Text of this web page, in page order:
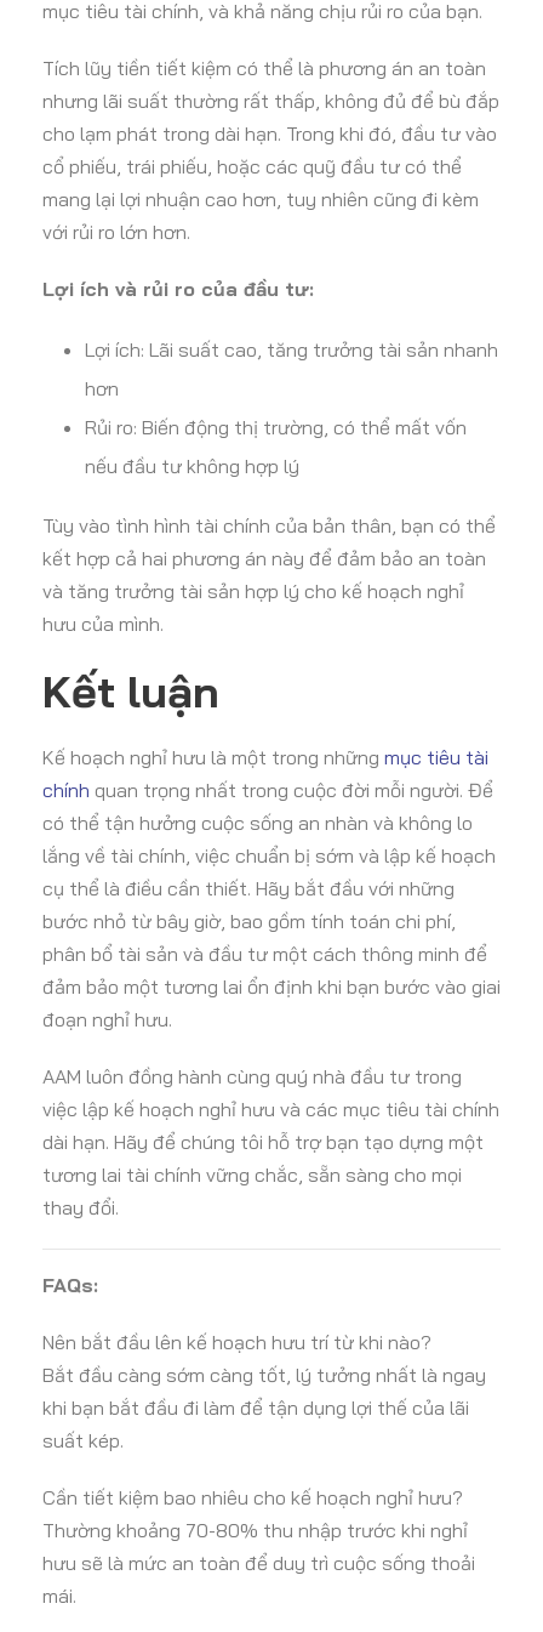
mục tiêu tài chính, và khả năng chịu rủi ro của bạn.
Tích lũy tiền tiết kiệm có thể là phương án an toàn
nhưng lãi suất thường rất thấp, không đủ để bù đắp
cho lạm phát trong dài hạn. Trong khi đó, đầu tư vào
cổ phiếu, trái phiếu, hoặc các quỹ đầu tư có thể
mang lại lợi nhuận cao hơn, tuy nhiên cũng đi kèm
với rủi ro lớn hơn.
Lợi ích và rủi ro của đầu tư:
Lợi ích: Lãi suất cao, tăng trưởng tài sản nhanh
hơn
Rủi ro: Biến động thị trường, có thể mất vốn
nếu đầu tư không hợp lý
Tùy vào tình hình tài chính của bản thân, bạn có thể
kết hợp cả hai phương án này để đảm bảo an toàn
và tăng trưởng tài sản hợp lý cho kế hoạch nghỉ
hưu của mình.
Kết luận
Kế hoạch nghỉ hưu là một trong những mục tiêu tài
chính quan trọng nhất trong cuộc đời mỗi người. Để
có thể tận hưởng cuộc sống an nhàn và không lo
lắng về tài chính, việc chuẩn bị sớm và lập kế hoạch
cụ thể là điều cần thiết. Hãy bắt đầu với những
bước nhỏ từ bây giờ, bao gồm tính toán chi phí,
phân bổ tài sản và đầu tư một cách thông minh để
đảm bảo một tương lai ổn định khi bạn bước vào giai
đoạn nghỉ hưu.
AAM luôn đồng hành cùng quý nhà đầu tư trong
việc lập kế hoạch nghỉ hưu và các mục tiêu tài chính
dài hạn. Hãy để chúng tôi hỗ trợ bạn tạo dựng một
tương lai tài chính vững chắc, sẵn sàng cho mọi
thay đổi.
FAQs:
Nên bắt đầu lên kế hoạch hưu trí từ khi nào?
Bắt đầu càng sớm càng tốt, lý tưởng nhất là ngay
khi bạn bắt đầu đi làm để tận dụng lợi thế của lãi
suất kép.
Cần tiết kiệm bao nhiêu cho kế hoạch nghỉ hưu?
Thường khoảng 70-80% thu nhập trước khi nghỉ
hưu sẽ là mức an toàn để duy trì cuộc sống thoải
mái.